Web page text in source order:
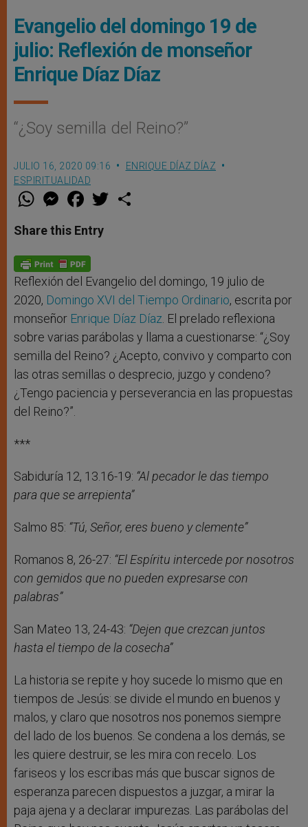
Evangelio del domingo 19 de
julio: Reflexión de monseñor
Enrique Díaz Díaz
“¿Soy semilla del Reino?”
JULIO 16, 2020 09:16
ENRIQUE DÍAZ DÍAZ
ESPIRITUALIDAD
W
t
s
p
p
M
e
s
e
g
e
r
F
a
e
b
o
k
w
Share this Entry
Reflexión del Evangelio del domingo, 19 julio de
2020, Domingo XVI del Tiempo Ordinario, escrita por
monseñor Enrique Díaz Díaz. El prelado reflexiona
sobre varias parábolas y llama a cuestionarse: “¿Soy
semilla del Reino? ¿Acepto, convivo y comparto con
las otras semillas o desprecio, juzgo y condeno?
¿Tengo paciencia y perseverancia en las propuestas
del Reino?”.
***
Sabiduría 12, 13.16-19: “Al pecador le das tiempo
para que se arrepienta”
Salmo 85: “Tú, Señor, eres bueno y clemente”
Romanos 8, 26-27: “El Espíritu intercede por nosotros
con gemidos que no pueden expresarse con
palabras”
San Mateo 13, 24-43: “Dejen que crezcan juntos
hasta el tiempo de la cosecha”
La historia se repite y hoy sucede lo mismo que en
tiempos de Jesús: se divide el mundo en buenos y
malos, y claro que nosotros nos ponemos siempre
del lado de los buenos. Se condena a los demás, se
les quiere destruir, se les mira con recelo. Los
fariseos y los escribas más que buscar signos de
esperanza parecen dispuestos a juzgar, a mirar la
paja ajena y a declarar impurezas. Las parábolas del